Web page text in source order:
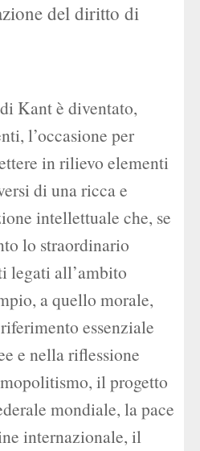
del diritto di
Kant è diventato,
l’occasione per
in rilievo elementi
di una ricca e
intellettuale che, se
lo straordinario
legati all’ambito
a quello morale,
essenziale
e nella riflessione
il progetto
mondiale, la pace
internazionale, il